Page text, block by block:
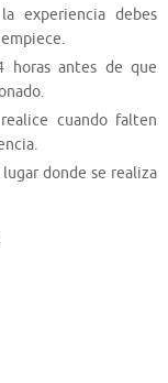
experiencia debes
horas antes de que
cuando falten
donde se realiza